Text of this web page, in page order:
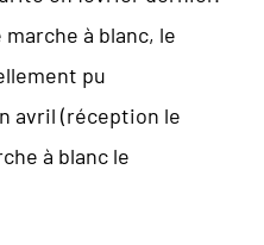
à blanc, le
pu
avril (réception le
à blanc le